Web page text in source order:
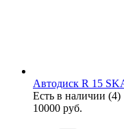
Автодиск R 15
Есть в наличии (4)
10000 руб.